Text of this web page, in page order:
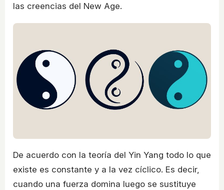
las creencias del New Age.
De acuerdo con la teoría del Yin Yang todo lo que
existe es constante y a la vez cíclico. Es decir,
cuando una fuerza domina luego se sustituye